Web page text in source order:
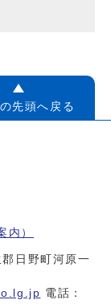
先頭へ戻る
内）
日野町河原一
電話：